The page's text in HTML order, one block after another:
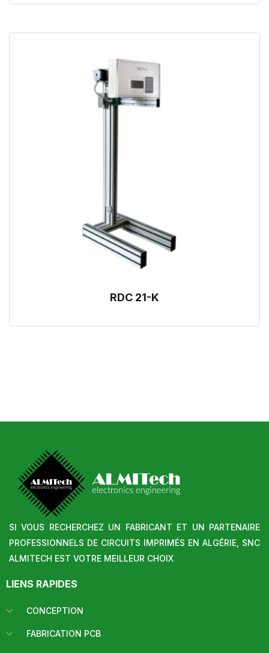
RDC 21-K
SI VOUS RECHERCHEZ UN FABRICANT ET UN PARTENAIRE
PROFESSIONNELS DE CIRCUITS IMPRIMÉS EN ALGÉRIE, SNC
ALMITECH EST VOTRE MEILLEUR CHOIX
LIENS RAPIDES
CONCEPTION
FABRICATION PCB